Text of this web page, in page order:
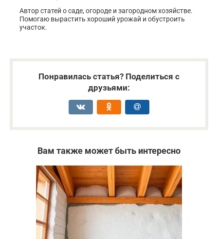
Автор статей о саде, огороде и загородном хозяйстве.
Помогаю вырастить хороший урожай и обустроить
участок.
Понравилась статья? Поделиться с
друзьями:
Вам также может быть интересно